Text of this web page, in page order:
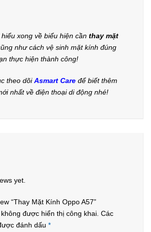
xong về biểu hiện cần thay mặt
như cách vệ sinh mặt kính đúng
thực hiện thành công!
theo dõiAsmart Care để biết thêm
nhất về điện thoại di động nhé!
yet.
“Thay Mặt Kính Oppo A57”
được hiển thị công khai. Các
đánh dấu *